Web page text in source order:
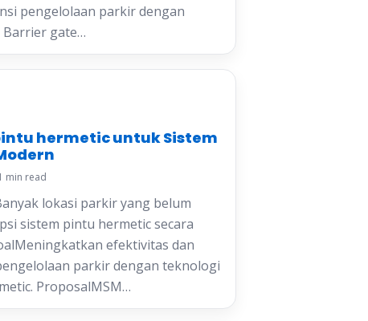
pengelolaan parkir dengan
gate…
hermetic untuk Sistem
min read
lokasi parkir yang belum
sistem pintu hermetic secara
efektivitas dan
parkir dengan teknologi
ProposalMSM…